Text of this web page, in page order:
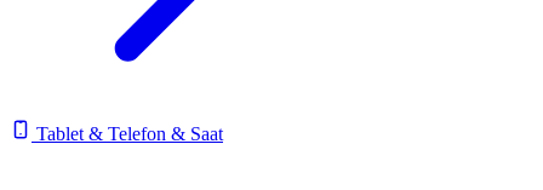
Tablet & Telefon & Saat